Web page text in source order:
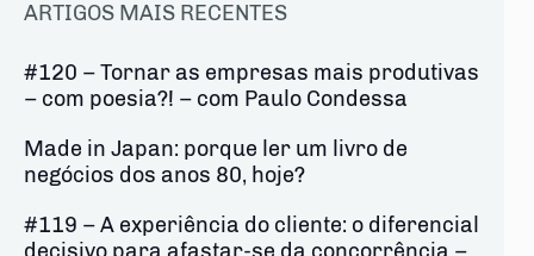
ARTIGOS MAIS RECENTES
#120 – Tornar as empresas mais produtivas
– com poesia?! – com Paulo Condessa
Made in Japan: porque ler um livro de
negócios dos anos 80, hoje?
#119 – A experiência do cliente: o diferencial